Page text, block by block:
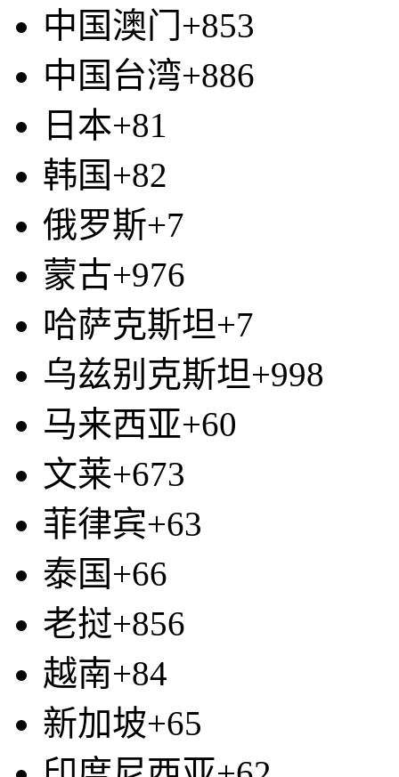
中国澳门+853
中国台湾+886
日本+81
韩国+82
俄罗斯+7
蒙古+976
哈萨克斯坦+7
乌兹别克斯坦+998
马来西亚+60
文莱+673
菲律宾+63
泰国+66
老挝+856
越南+84
新加坡+65